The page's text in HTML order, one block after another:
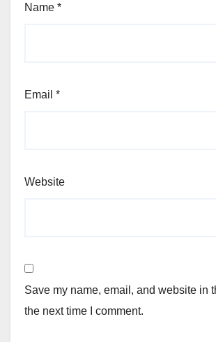
Name *
Email *
Website
Save my name, email, and website in
the next time I comment.